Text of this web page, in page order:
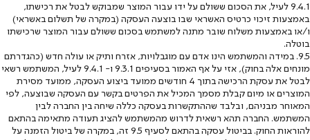
‎9.4.1 לעיל, את הסכום ששולם על ידו עבור המוצר שמבוקש לבטל את רכישתו,
באמצעות זיכוי כרטיס האשראי שבו בוצעה העסקה (במקרה של תשלום באשראי)
ו/או באמצעות משלוח שובר מתנה למשתמש בסכום ששולם עבור המוצר שרכישתו
בוטלה.
9.5. במידה והמשתמש הינו אדם עם מוגבלויות, אזרח ותיק או עולה חדש (כהגדרתם
מונחים אלה בחוק), אזי על אף האמור בסעיפים ‎9.3.1 ו- ‎9.4.1 לעיל, המשתמש רשאי
לבטל את עסקת הרכישה בתוך 4 חודשים ממועד ביצוע העסקה, ממועד מסירת
המוצרים או מיום קבלת מסמך המכיל את הפרטים בקשר עם העסקה שבוצעה, לפי
המאוחר מבניהם, ובלבד שההתקשרות בעסקה כללה שיחה בין החברה לבין
המשתמש. החברה תהא רשאית לדרוש מהמשתמש להציג תעודה מתאימה בהתאם
להוראות החוק. בביטול עסקה בהתאם לסעיף ‎9.5‎ זה, במקרה של ביטול הזמנה על